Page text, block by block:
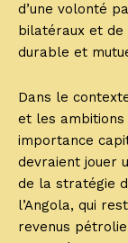
d’une volonté
bilatéraux et de
durable et
Dans le
et les ambitions
importance
devraient jouer
de la stratégie
l’Angola, qui
revenus